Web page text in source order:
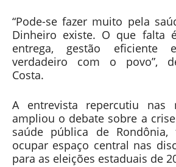
“Pode-se fazer muito pela
Dinheiro existe. O que falta
entrega, gestão eficiente
verdadeiro com o povo”,
Costa.
A entrevista repercutiu nas
ampliou o debate sobre a
saúde pública de
ocupar espaço central nas
para as eleições estaduais de